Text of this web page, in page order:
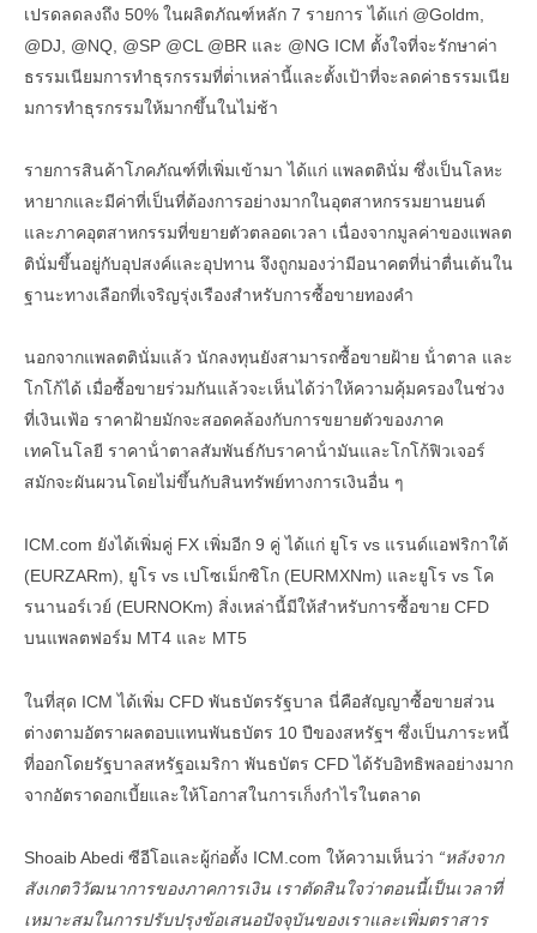
เปรดลดลงถึง 50% ในผลิตภัณฑ์หลัก 7 รายการ ได้แก่ @Goldm,
@DJ, @NQ, @SP @CL @BR และ @NG ICM ตั้งใจที่จะรักษาค่า
ธรรมเนียมการทําธุรกรรมที่ต่ําเหล่านี้และตั้งเป้าที่จะลดค่าธรรมเนีย
มการทําธุรกรรมให้มากขึ้นในไม่ช้า
รายการสินค้าโภคภัณฑ์ที่เพิ่มเข้ามา ได้แก่ แพลตตินั่ม ซึ่งเป็นโลหะ
หายากและมีค่าที่เป็นที่ต้องการอย่างมากในอุตสาหกรรมยานยนต์
และภาคอุตสาหกรรมที่ขยายตัวตลอดเวลา เนื่องจากมูลค่าของแพลต
ตินั่มขึ้นอยู่กับอุปสงค์และอุปทาน จึงถูกมองว่ามีอนาคตที่น่าตื่นเต้นใน
ฐานะทางเลือกที่เจริญรุ่งเรืองสําหรับการซื้อขายทองคํา
นอกจากแพลตตินั่มแล้ว นักลงทุนยังสามารถซื้อขายฝ้าย น้ําตาล และ
โกโก้ได้ เมื่อซื้อขายร่วมกันแล้วจะเห็นได้ว่าให้ความคุ้มครองในช่วง
ที่เงินเฟ้อ ราคาฝ้ายมักจะสอดคล้องกับการขยายตัวของภาค
เทคโนโลยี ราคาน้ําตาลสัมพันธ์กับราคาน้ํามันและโกโก้ฟิวเจอร์
สมักจะผันผวนโดยไม่ขึ้นกับสินทรัพย์ทางการเงินอื่น ๆ
ICM.com ยังได้เพิ่มคู่ FX เพิ่มอีก 9 คู่ ได้แก่ ยูโร vs แรนด์แอฟริกาใต้
(EURZARm), ยูโร vs เปโซเม็กซิโก (EURMXNm) และยูโร vs โค
รนานอร์เวย์ (EURNOKm) สิ่งเหล่านี้มีให้สําหรับการซื้อขาย CFD
บนแพลตฟอร์ม MT4 และ MT5
ในที่สุด ICM ได้เพิ่ม CFD พันธบัตรรัฐบาล นี่คือสัญญาซื้อขายส่วน
ต่างตามอัตราผลตอบแทนพันธบัตร 10 ปีของสหรัฐฯ ซึ่งเป็นภาระหนี้
ที่ออกโดยรัฐบาลสหรัฐอเมริกา พันธบัตร CFD ได้รับอิทธิพลอย่างมาก
จากอัตราดอกเบี้ยและให้โอกาสในการเก็งกําไรในตลาด
Shoaib Abedi ซีอีโอและผู้ก่อตั้ง ICM.com ให้ความเห็นว่า “หลังจาก
สังเกตวิวัฒนาการของภาคการเงิน เราตัดสินใจว่าตอนนี้เป็นเวลาที่
เหมาะสมในการปรับปรุงข้อเสนอปัจจุบันของเราและเพิ่มตราสาร